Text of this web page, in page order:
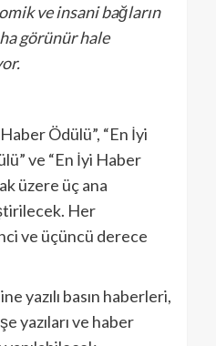
ve insani bağların
görünür hale
Haber Ödülü”, “En İyi
ve “En İyi Haber
üzere üç ana
Her
ve üçüncü derece
yazılı basın haberleri,
yazıları ve haber